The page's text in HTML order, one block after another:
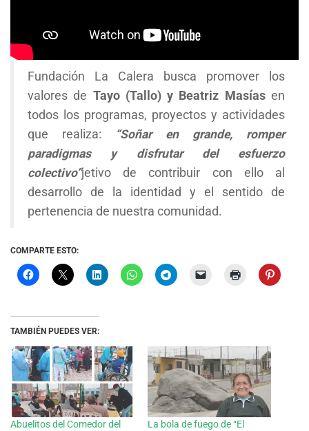
Fundación La Calera busca promover los
valores de Tayo (Tallo) y Beatriz Masíasen
todos los programas, proyectos y actividades
que realiza:
“Soñar en grande, romper
paradigmas y disfrutar del esfuerzo
colectivo”jetivo de contribuir con ello al
desarrollo de la identidad y el sentido de
pertenencia de nuestra comunidad.
COMPARTE ESTO:
TAMBIÉN PUEDES VER:
Abuelitos del Comedor del
La bola de fuego de “El